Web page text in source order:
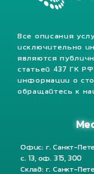
Все описания
исключительно
являются
статьей 437 ГК
информации о
обращайтесь к
Офис: г. Санкт-
с. 13, оф. 315, 300
Склад: г. Санкт-